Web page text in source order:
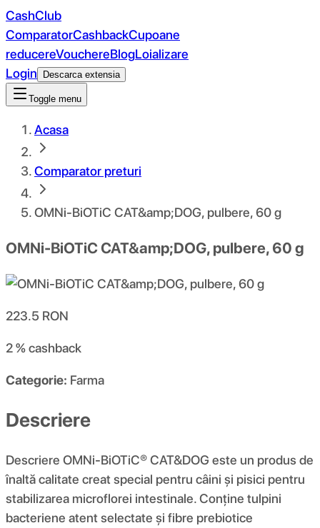
CashClub
ComparatorCashbackCupoane
reducereVouchereBlogLoializare
Login
Descarca extensia
Toggle menu
Acasa
Comparator preturi
OMNi-BiOTiC CAT&amp;DOG, pulbere, 60 g
OMNi-BiOTiC CAT&amp;DOG, pulbere, 60 g
223.5 RON
2 %cashback
Categorie: Farma
Descriere
Descriere OMNi-BiOTiC® CAT&DOG este un produs de
înaltă calitate creat special pentru câini și pisici pentru
stabilizarea microflorei intestinale. Conține tulpini
bacteriene atent selectate și fibre prebiotice